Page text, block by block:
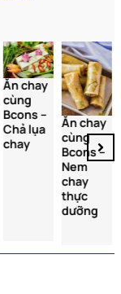
Ăn chay
cùng
Bcons –
Chả lụa
chay
Ăn chay
cùng
Bcons –
Nem
chay
thực
dưỡng